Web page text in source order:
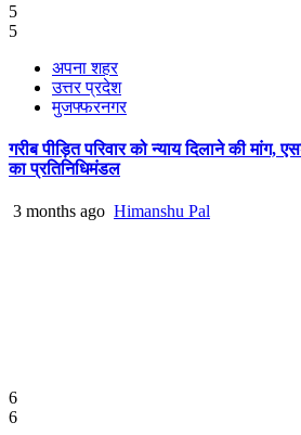
5
5
अपना शहर
उत्तर प्रदेश
मुजफ्फरनगर
गरीब पीड़ित परिवार को न्याय दिलाने की मांग,
का प्रतिनिधिमंडल
3 months ago Himanshu Pal
6
6